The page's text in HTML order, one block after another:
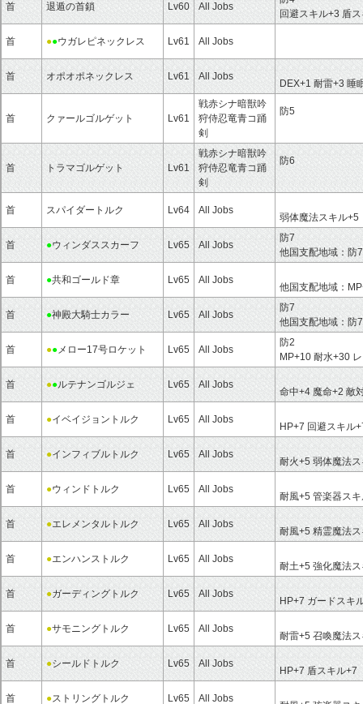
首 退遁の首鎖 Lv60 All Jobs
回避スキル+3 盾
首 ●●ウガレピネックレス Lv61 All Jobs
首 オポオポネックレス Lv61 All Jobs
DEX+1 耐雷+3 睡
首 クァールゴルゲット Lv61
戦赤シナ暗獣吟
狩侍忍竜青コ踊
剣
防5
首 トラマゴルゲット Lv61
戦赤シナ暗獣吟
狩侍忍竜青コ踊
剣
防6
首 スパイダートルク Lv64 All Jobs
弱体魔法スキル+5
首 ●ウィンダススカーフ Lv65 All Jobs
防7
他国支配地域：防
首 ●共和ゴールド章 Lv65 All Jobs
他国支配地域：
首 ●神殿大騎士カラー Lv65 All Jobs
防7
他国支配地域：防
首 ●● メロー17号ロケット Lv65 All Jobs
防2
MP+10 耐水+30
首 ●●ルテナンゴルジェ Lv65 All Jobs
命中+4 魔命+2 敵
首 ●イベイジョントルク Lv65 All Jobs
HP+7 回避スキル
首 ●インフィブルトルク Lv65 All Jobs
耐火+5 弱体魔法
首 ●ウィンドトルク Lv65 All Jobs
耐風+5 管楽器ス
首 ●エレメンタルトルク Lv65 All Jobs
耐風+5 精霊魔法
首 ●エンハンストルク Lv65 All Jobs
耐土+5 強化魔法
首 ●ガーディングトルク Lv65 All Jobs
HP+7 ガードスキ
首 ●サモニングトルク Lv65 All Jobs
耐雷+5 召喚魔法
首 ●シールドトルク Lv65 All Jobs
HP+7 盾スキル+7
首 ●ストリングトルク Lv65 All Jobs